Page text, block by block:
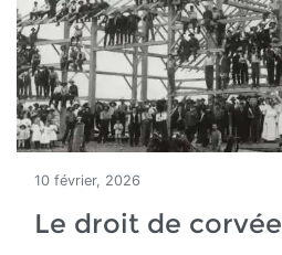
10 février, 2026
Le droit de corvée